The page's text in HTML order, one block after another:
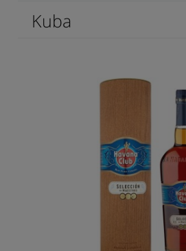
Kuba